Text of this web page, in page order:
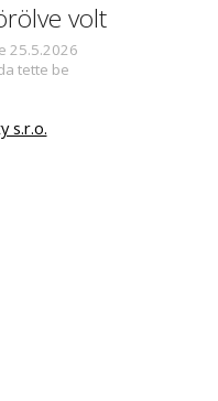
volt
25.5.2026
tette be
s.r.o.